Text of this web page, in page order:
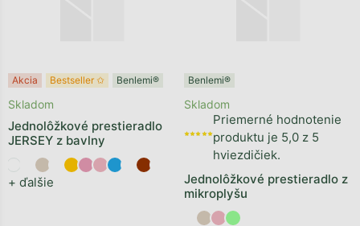
Akcia Bestseller ✩ Benlemi®
Jednolôžkové prestieradlo
JERSEY z bavlny
+ ďalšie
Skladom
Benlemi®
Jednolôžkové prestieradlo z
mikroplyšu
Priemerné hodnotenie
produktu je 5,0 z 5
hviezdičiek.
Skladom